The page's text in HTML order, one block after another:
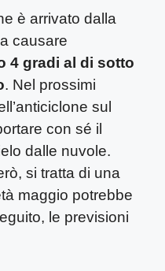
è arrivato dalla
causare
4 gradi al di sotto
. Nel prossimi
sul
con sé il
dalle nuvole.
si tratta di una
maggio potrebbe
le previsioni